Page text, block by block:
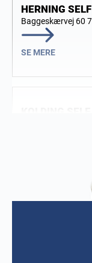
HERNING
Baggeskærvej 60
SE MERE
SOLRØD